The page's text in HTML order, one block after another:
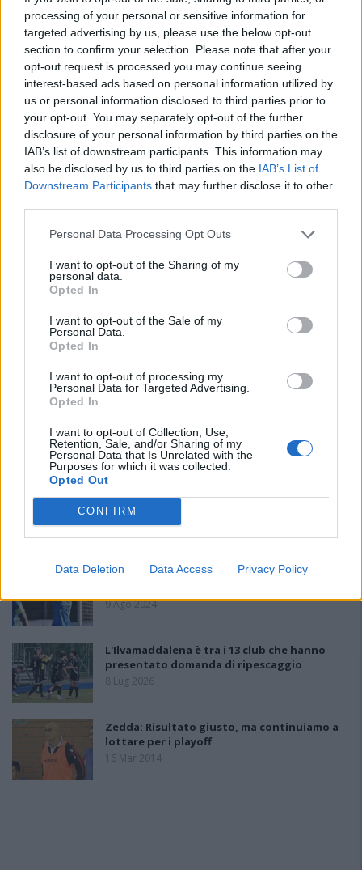
processing of your personal or sensitive information for
targeted advertising by us, please use the below opt-out
section to confirm your selection. Please note that after your
opt-out request is processed you may continue seeing
interest-based ads based on personal information utilized by
us or personal information disclosed to third parties prior to
your opt-out. You may separately opt-out of the further
disclosure of your personal information by third parties on the
IAB’s list of downstream participants. This information may
also be disclosed by us to third parties on the IAB’s List of
Downstream Participants that may further disclose it to other
Personal Data Processing Opt Outs
I want to opt-out of the Sharing of my
personal data.
Opted In
I want to opt-out of the Sale of my
Personal Data.
Opted In
I want to opt-out of processing my
Personal Data for Targeted Advertising.
Opted In
I want to opt-out of Collection, Use,
Retention, Sale, and/or Sharing of my
Personal Data that Is Unrelated with the
Purposes for which it was collected.
Opted Out
CONFIRM
Data Deletion Data Access Privacy Policy
doppietta di Tapparello
8 Ago 2026
Il Latte Dolce prende Dumani dalla Torres,
Mascia, Sorgente, Lopes, Limberti e Cherchi
gli altri acquisti
8 Ago 2026
Latte Dolce, che rivoluzione: addio a 23
9 Ago 2024
L'Ilvamaddalena è tra i 13 club che hanno
presentato domanda di ripescaggio
8 Lug 2026
Zedda: Risultato giusto, ma continuiamo a
lottare per i playoff
16 Mar 2014